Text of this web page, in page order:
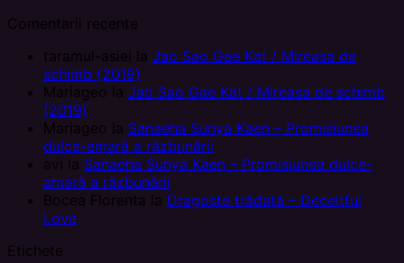
Comentarii recente
taramul-asiei
la Jao Sao Gae Kat / Mireasa de
schimb (2019)
Mariageo la Jao Sao Gae Kat / Mireasa de schimb
(2019)
Mariageo la Sanaeha Sunya Kaen – Promisiunea
dulce-amară a răzbunării
avi
la Sanaeha Sunya Kaen – Promisiunea dulce-
amară a răzbunării
Bocea Florenta la Dragoste trădată – Deceitful
Love
Etichete